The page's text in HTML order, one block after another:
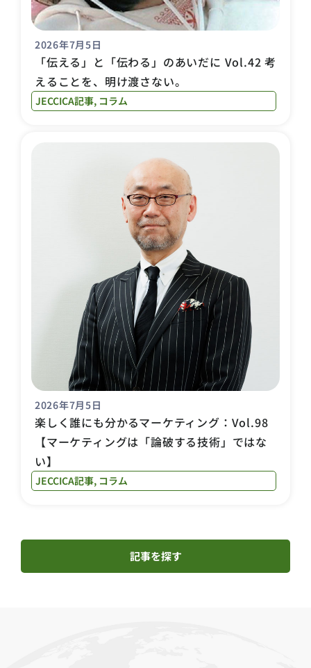
2026年7月5日
「伝える」と「伝わる」のあいだに Vol.42 考
えることを、明け渡さない。
JECCICA記事, コラム
2026年7月5日
楽しく誰にも分かるマーケティング：Vol.98
【マーケティングは「論破する技術」ではな
い】
JECCICA記事, コラム
記事を探す